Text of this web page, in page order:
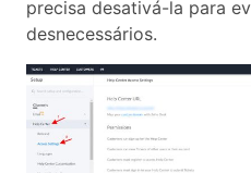
precisa desativá-la para
desnecessários.